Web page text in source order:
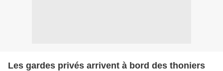
Les gardes privés arrivent à bord des thoniers